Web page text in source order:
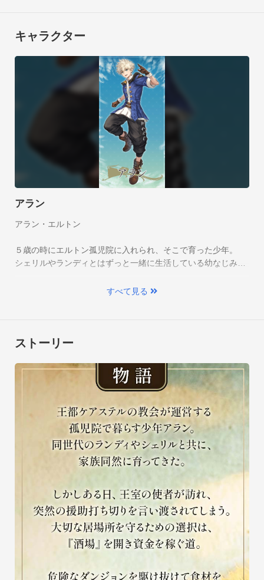
良い釣りスポットを見つけたら、のんびり糸を垂らして魚釣
集めた食材で料理を作ろう。
レシピを購入したり、食材から推測してオリジナル調理をした
り、800種もの料理作成が可能！
慌しい酒場経営の中で、仲間たちと過ごす穏やかな日常。
キャラクター
アラン
アラン・エルトン
５歳の時にエルトン孤児院に入れられ、そこで育った少年。
シェリルやランディとはずっと一緒に生活している幼なじみ。
すべて見る
ストーリー